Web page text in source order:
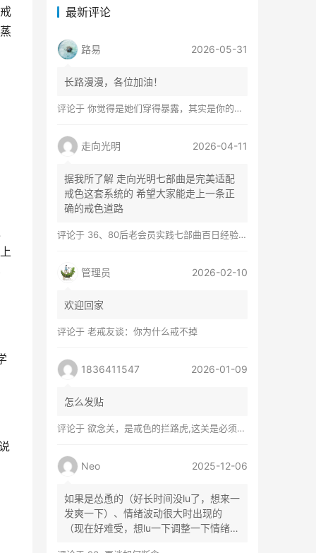
最新评论
路易 2026-05-31
长路漫漫，各位加油！
评论于 你觉得是她们穿得暴露，其实是你的心在着火
走向光明 2026-04-11
据我所了解 走向光明七部曲是完美适配
戒色这套系统的 希望大家能走上一条正
确的戒色道路
评论于 36、80后老会员实践七部曲百日经验谈兼苦口忠言
管理员 2026-02-10
欢迎回家
评论于 老戒友谈：你为什么戒不掉
1836411547 2026-01-09
怎么发贴
评论于 欲念关，是戒色的拦路虎,这关是必须过的
Neo 2025-12-06
如果是怂恿的（好长时间没lu了，想来一
发爽一下）、情绪波动很大时出现的
（现在好难受，想lu一下调整一下情绪）